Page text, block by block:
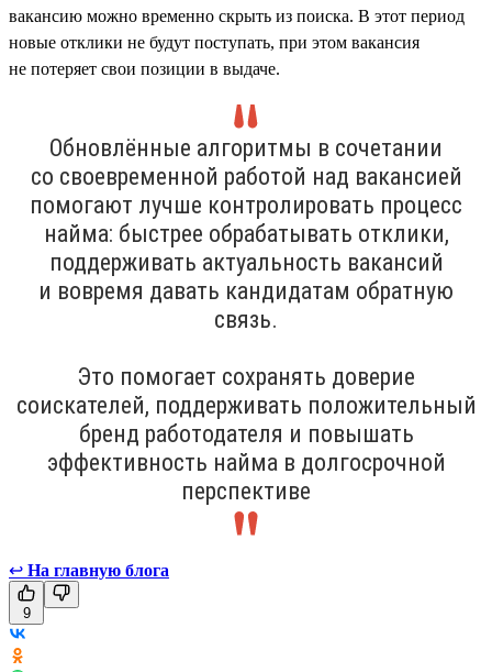
вакансию можно временно скрыть из поиска. В этот период
новые отклики не будут поступать, при этом вакансия
не потеряет свои позиции в выдаче.
Обновлённые алгоритмы в сочетании
со своевременной работой над вакансией
помогают лучше контролировать процесс
найма: быстрее обрабатывать отклики,
поддерживать актуальность вакансий
и вовремя давать кандидатам обратную
связь.
Это помогает сохранять доверие
соискателей, поддерживать положительный
бренд работодателя и повышать
эффективность найма в долгосрочной
перспективе
↩ На главную блога
9